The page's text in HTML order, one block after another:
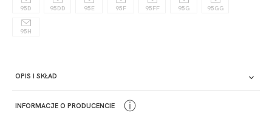
95D 95DD 95E 95F 95FF 95G 95GG
95H
OPIS I SKŁAD
INFORMACJE O PRODUCENCIE ⓘ